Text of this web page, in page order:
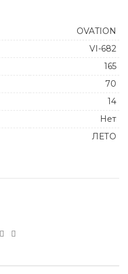
OVATION
VI-682
165
70
14
Нет
ЛЕТО